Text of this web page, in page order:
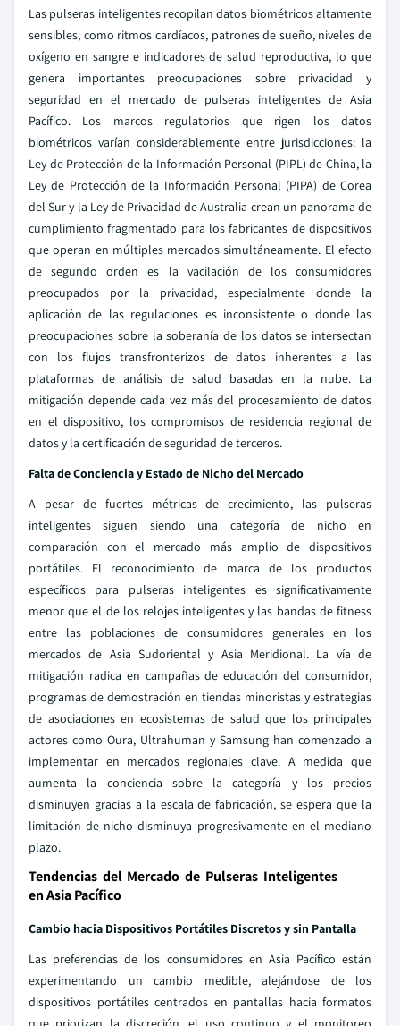
Las pulseras inteligentes recopilan datos biométricos altamente
sensibles, como ritmos cardíacos, patrones de sueño, niveles de
oxígeno en sangre e indicadores de salud reproductiva, lo que
genera importantes preocupaciones sobre privacidad y
seguridad en el mercado de pulseras inteligentes de Asia
Pacífico. Los marcos regulatorios que rigen los datos
biométricos varían considerablemente entre jurisdicciones: la
Ley de Protección de la Información Personal (PIPL) de China, la
Ley de Protección de la Información Personal (PIPA) de Corea
del Sur y la Ley de Privacidad de Australia crean un panorama de
cumplimiento fragmentado para los fabricantes de dispositivos
que operan en múltiples mercados simultáneamente. El efecto
de segundo orden es la vacilación de los consumidores
preocupados por la privacidad, especialmente donde la
aplicación de las regulaciones es inconsistente o donde las
preocupaciones sobre la soberanía de los datos se intersectan
con los flujos transfronterizos de datos inherentes a las
plataformas de análisis de salud basadas en la nube. La
mitigación depende cada vez más del procesamiento de datos
en el dispositivo, los compromisos de residencia regional de
datos y la certificación de seguridad de terceros.
Falta de Conciencia y Estado de Nicho del Mercado
A pesar de fuertes métricas de crecimiento, las pulseras
inteligentes siguen siendo una categoría de nicho en
comparación con el mercado más amplio de dispositivos
portátiles. El reconocimiento de marca de los productos
específicos para pulseras inteligentes es significativamente
menor que el de los relojes inteligentes y las bandas de fitness
entre las poblaciones de consumidores generales en los
mercados de Asia Sudoriental y Asia Meridional. La vía de
mitigación radica en campañas de educación del consumidor,
programas de demostración en tiendas minoristas y estrategias
de asociaciones en ecosistemas de salud que los principales
actores como Oura, Ultrahuman y Samsung han comenzado a
implementar en mercados regionales clave. A medida que
aumenta la conciencia sobre la categoría y los precios
disminuyen gracias a la escala de fabricación, se espera que la
limitación de nicho disminuya progresivamente en el mediano
plazo.
Tendencias del Mercado de Pulseras Inteligentes
en Asia Pacífico
Cambio hacia Dispositivos Portátiles Discretos y sin Pantalla
Las preferencias de los consumidores en Asia Pacífico están
experimentando un cambio medible, alejándose de los
dispositivos portátiles centrados en pantallas hacia formatos